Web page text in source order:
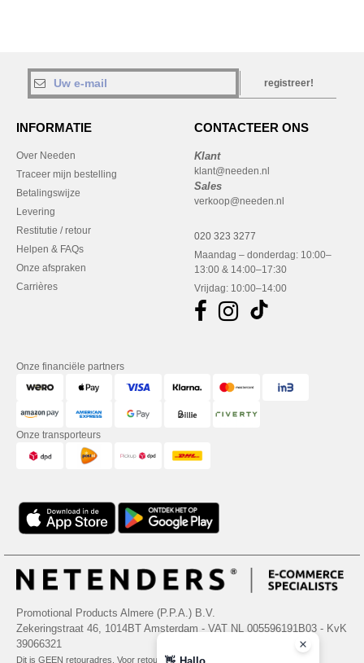
registreer!
INFORMATIE
Over Needen
Traceer mijn bestelling
Betalingswijze
Levering
Restitutie / retour
Helpen & FAQs
Onze afspraken
Carrières
CONTACTEER ONS
Klant
klant@needen.nl
Sales
verkoop@needen.nl
020 323 3277
Maandag – donderdag: 10:00–
13:00 & 14:00–17:30
Vrijdag: 10:00–14:00
Onze financiële partners
Onze transporteurs
Promotional Products Almere (P.P.A.) B.V.
Zekeringstraat 46, 1014BT Amsterdam - VAT NL 005596191B03 - KvK
39066321
Dit is GEEN retouradres. Voor retourzending, zie hier